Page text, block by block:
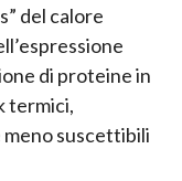
del calore
di proteine in
termici,
suscettibili